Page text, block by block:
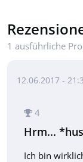
1 ausführliche
12.06.2017 -
4
Hrm...
Ich bin